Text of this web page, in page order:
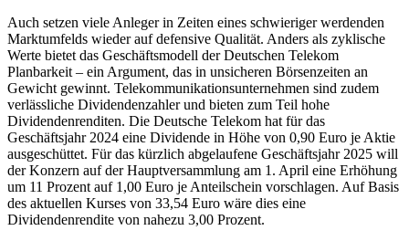
Auch setzen viele Anleger in Zeiten eines schwieriger werdenden
Marktumfelds wieder auf defensive Qualität. Anders als zyklische
Werte bietet das Geschäftsmodell der Deutschen Telekom
Planbarkeit – ein Argument, das in unsicheren Börsenzeiten an
Gewicht gewinnt. Telekommunikationsunternehmen sind zudem
verlässliche Dividendenzahler und bieten zum Teil hohe
Dividendenrenditen. Die Deutsche Telekom hat für das
Geschäftsjahr 2024 eine Dividende in Höhe von 0,90 Euro je Aktie
ausgeschüttet. Für das kürzlich abgelaufene Geschäftsjahr 2025 will
der Konzern auf der Hauptversammlung am 1. April eine Erhöhung
um 11 Prozent auf 1,00 Euro je Anteilschein vorschlagen. Auf Basis
des aktuellen Kurses von 33,54 Euro wäre dies eine
Dividendenrendite von nahezu 3,00 Prozent.